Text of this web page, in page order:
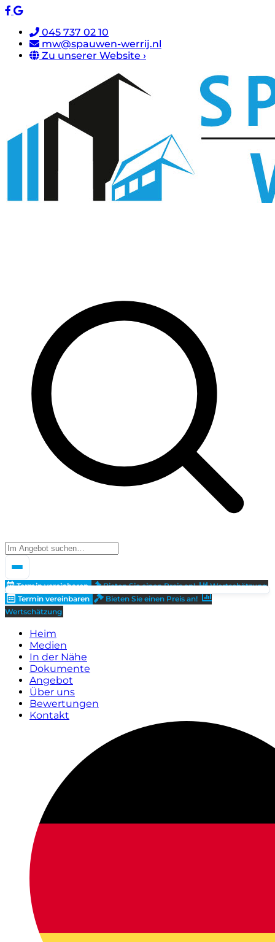
045 737 02 10
mw@spauwen-werrij.nl
Zu unserer Website ›
Termin vereinbaren Bieten Sie einen Preis an!
Wertschätzung
Termin vereinbaren
Bieten Sie einen Preis an!
Wertschätzung
Heim
Medien
In der Nähe
Dokumente
Angebot
Über uns
Bewertungen
Kontakt